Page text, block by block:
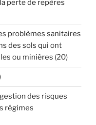
perte de repères
problèmes sanitaires
des sols qui ont
ou minières (20)
des risques
régimes